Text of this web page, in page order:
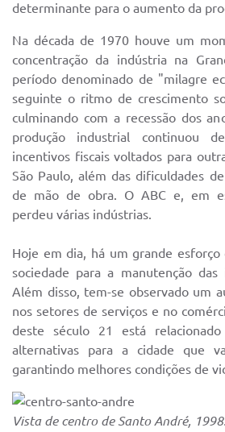
determinante para o aumento da
Na década de 1970 houve um
concentração da indústria na
período denominado de "milagre
seguinte o ritmo de crescimento
culminando com a recessão dos
produção industrial continuou
incentivos fiscais voltados para
São Paulo, além das dificuldades
de mão de obra. O ABC e, em
perdeu várias indústrias.
Hoje em dia, há um grande
sociedade para a manutenção das
Além disso, tem-se observado um
nos setores de serviços e no
deste século 21 está
alternativas para a cidade que
garantindo melhores condições de
Vista de centro de Santo André,